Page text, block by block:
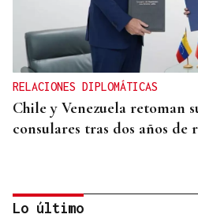
RELACIONES DIPLOMÁTICAS
Chile y Venezuela retoman
consulares tras dos años de
Lo último